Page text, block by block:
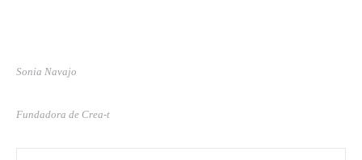
Sonia Navajo
Fundadora de Crea-t